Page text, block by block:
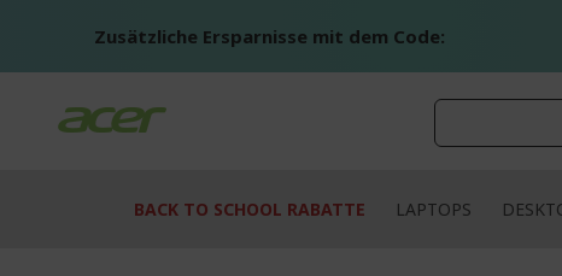
Zusätzliche Ersparnisse mit dem Code:
BACK TO SCHOOL RABATTE LAPTOPS